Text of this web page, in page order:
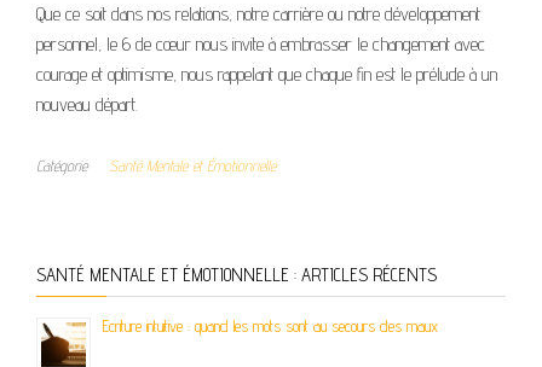
Que ce soit dans nos relations, notre carrière ou notre développement
personnel, le 6 de cœur nous invite à embrasser le changement avec
courage et optimisme, nous rappelant que chaque fin est le prélude à un
nouveau départ.
Catégorie Santé Mentale et Émotionnelle
SANTÉ MENTALE ET ÉMOTIONNELLE : ARTICLES RÉCENTS
Ecriture intuitive : quand les mots sont au secours des maux